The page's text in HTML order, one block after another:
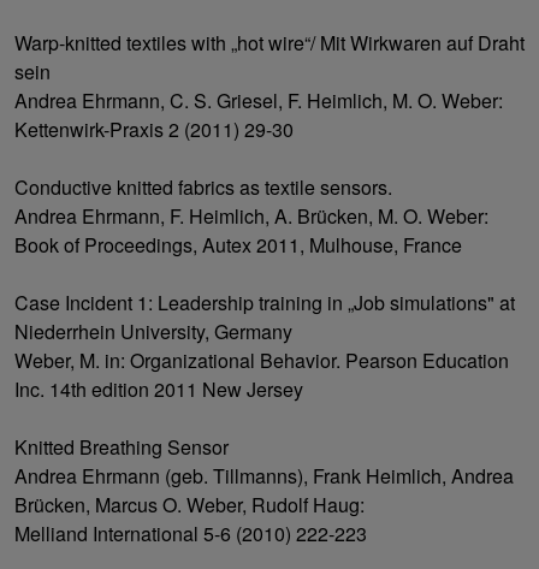
Warp-knitted textiles with „hot wire“/ Mit Wirkwaren auf Draht
sein
Andrea Ehrmann, C. S. Griesel, F. Heimlich, M. O. Weber:
Kettenwirk-Praxis 2 (2011) 29-30
Conductive knitted fabrics as textile sensors.
Andrea Ehrmann, F. Heimlich, A. Brücken, M. O. Weber:
Book of Proceedings, Autex 2011, Mulhouse, France
Case Incident 1: Leadership training in „Job simulations" at
Niederrhein University, Germany
Weber, M. in: Organizational Behavior. Pearson Education
Inc. 14th edition 2011 New Jersey
Knitted Breathing Sensor
Andrea Ehrmann (geb. Tillmanns), Frank Heimlich, Andrea
Brücken, Marcus O. Weber, Rudolf Haug:
Melliand International 5-6 (2010) 222-223